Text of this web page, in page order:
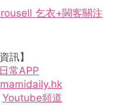
乞衣+閪客關注
訊】
常APP
Youtube頻道